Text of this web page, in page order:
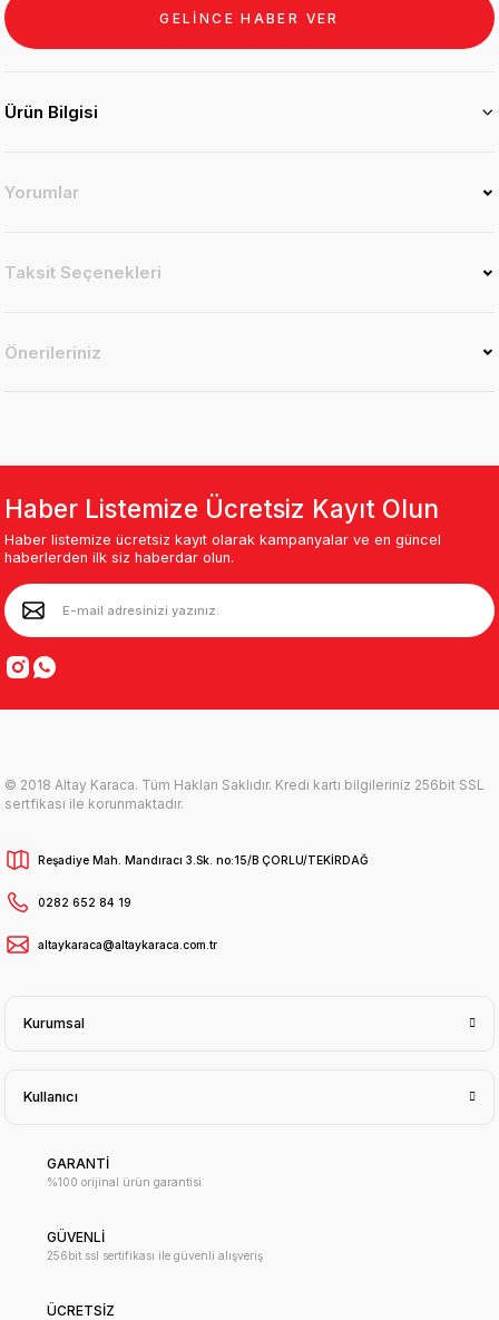
GELİNCE HABER VER
Ürün Bilgisi
Yorumlar
Taksit Seçenekleri
Önerileriniz
Haber Listemize Ücretsiz Kayıt Olun
Haber listemize ücretsiz kayıt olarak kampanyalar ve en güncel
haberlerden ilk siz haberdar olun.
© 2018 Altay Karaca. Tüm Hakları Saklıdır. Kredi kartı bilgileriniz 256bit SSL
sertfikası ile korunmaktadır.
Reşadiye Mah. Mandıracı 3.Sk. no:15/B ÇORLU/TEKİRDAĞ
0282 652 84 19
altaykaraca@altaykaraca.com.tr
Kurumsal
Kullanıcı
GARANTİ
%100 orijinal ürün garantisi
GÜVENLİ
256bit ssl sertifikası ile güvenli alışveriş
ÜCRETSİZ